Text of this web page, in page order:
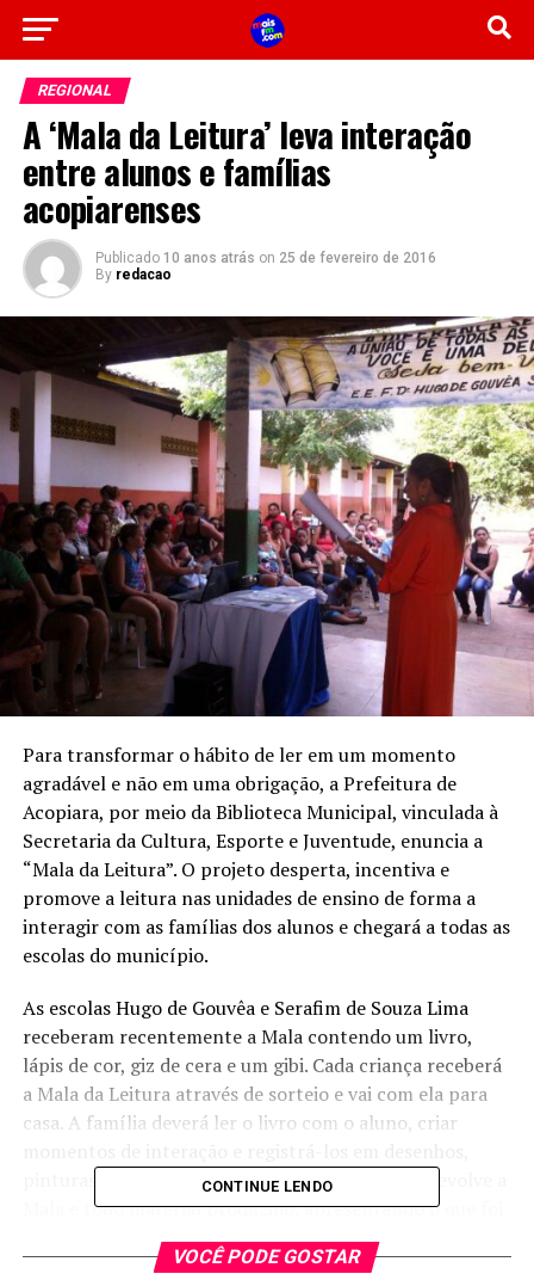
REGIONAL
A ‘Mala da Leitura’ leva interação
entre alunos e famílias
acopiarenses
Publicado 10 anos atrás on 25 de fevereiro de 2016
By redacao
Para transformar o hábito de ler em um momento
agradável e não em uma obrigação, a Prefeitura de
Acopiara, por meio da Biblioteca Municipal, vinculada à
Secretaria da Cultura, Esporte e Juventude, enuncia a
“Mala da Leitura”. O projeto desperta, incentiva e
promove a leitura nas unidades de ensino de forma a
interagir com as famílias dos alunos e chegará a todas as
escolas do município.
As escolas Hugo de Gouvêa e Serafim de Souza Lima
receberam recentemente a Mala contendo um livro,
lápis de cor, giz de cera e um gibi. Cada criança receberá
a Mala da Leitura através de sorteio e vai com ela para
casa. A família deverá ler o livro com o aluno, criar
pinturas ou textos. Em data marcada a criança devolve a
Mala e todo material produzido, apresentando o que foi
entendido e vivenciado com o livro.
CONTINUE LENDO
VOCÊ PODE GOSTAR